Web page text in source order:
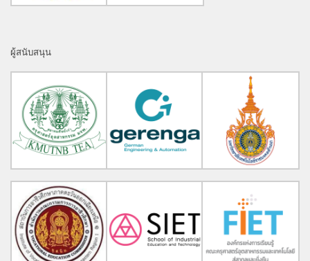
ผู้สนับสนุน